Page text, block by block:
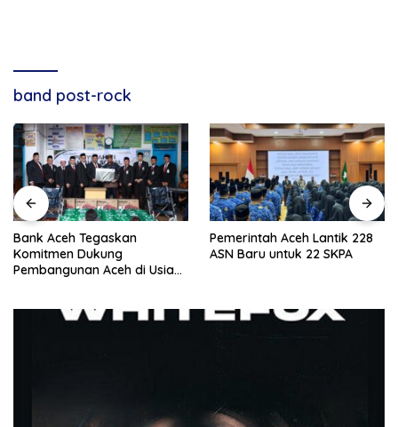
band post-rock
Bank Aceh Tegaskan
Komitmen Dukung
Pembangunan Aceh di Usia
Pemerintah Aceh Lantik 228
ASN Baru untuk 22 SKPA